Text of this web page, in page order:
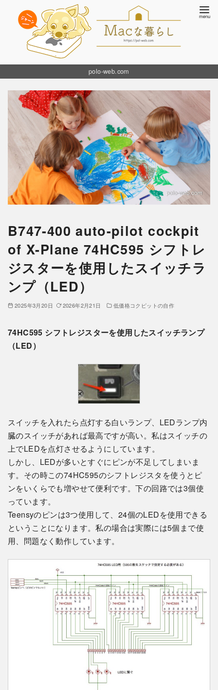
polo-web.com
B747-400 auto-pilot cockpit
of X-Plane 74HC595 シフトレ
ジスターを使用したスイッチラ
ンプ（LED）
2025年3月20日 2026年2月21日 低価格コクピットの自作
74HC595 シフトレジスターを使用したスイッチランプ
（LED）
スイッチを入れたら点灯する白いランプ、LEDランプ内
臓のスイッチがあれば最高ですが高い。私はスイッチの
上でLEDを点灯させるようにしています。
しかし、LEDが多いとすぐにピンが不足してしまいま
す。その時この74HC595のシフトレジスタを使うとピ
ンをいくらでも増やせて便利です。下の回路では3個使
っています。
Teensyのピンは3つ使用して、24個のLEDを使用できる
ということになります。私の場合は実際には5個まで使
用、問題なく動作しています。